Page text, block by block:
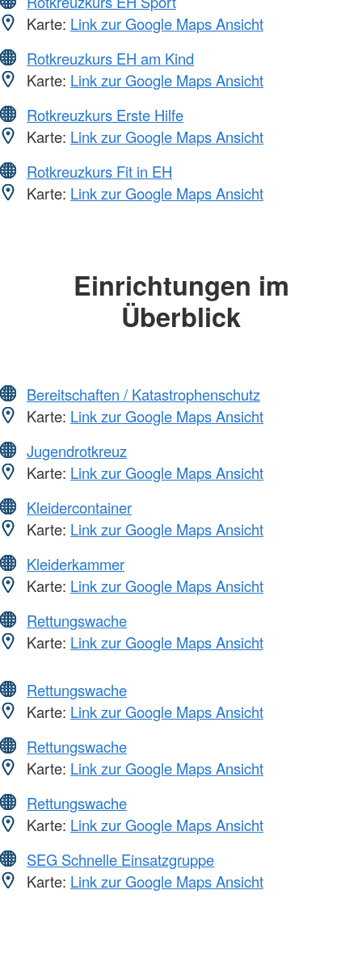
Karte: Link zur Google Maps Ansicht
Rotkreuzkurs EH am Kind
Karte: Link zur Google Maps Ansicht
Rotkreuzkurs Erste Hilfe
Karte: Link zur Google Maps Ansicht
Rotkreuzkurs Fit in EH
Karte: Link zur Google Maps Ansicht
Einrichtungen im
Überblick
Bereitschaften / Katastrophenschutz
Karte: Link zur Google Maps Ansicht
Jugendrotkreuz
Karte: Link zur Google Maps Ansicht
Kleidercontainer
Karte: Link zur Google Maps Ansicht
Kleiderkammer
Karte: Link zur Google Maps Ansicht
Rettungswache
Karte: Link zur Google Maps Ansicht
Rettungswache
Karte: Link zur Google Maps Ansicht
Rettungswache
Karte: Link zur Google Maps Ansicht
Rettungswache
Karte: Link zur Google Maps Ansicht
SEG Schnelle Einsatzgruppe
Karte: Link zur Google Maps Ansicht